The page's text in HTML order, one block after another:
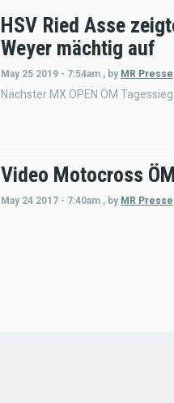
HSV Ried Asse
Weyer mächtig auf
May 25 2019 - 7:54am , by MR Presse
Nächster MX OPEN ÖM
Video Motocross
May 24 2017 - 7:40am , by MR Presse